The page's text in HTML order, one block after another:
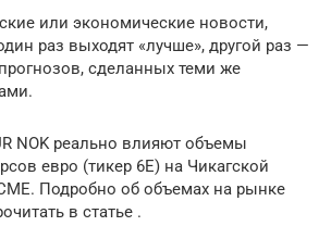
или экономические новости,
раз выходят «лучше», другой раз —
сделанных теми же
NOK реально влияют объемы
евро (тикер 6Е) на Чикагской
Подробно об объемах на рынке
в статье .